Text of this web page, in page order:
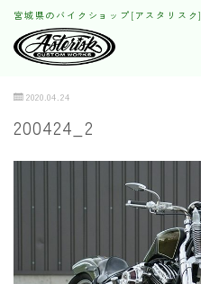
宮城県のバイクショップ[アスタリスク]
2020.04.24
200424_2